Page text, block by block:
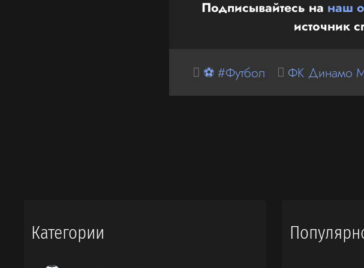
Подписывайтесь на наш
источник
⚽ #Футбол ФК Динамо
Категории